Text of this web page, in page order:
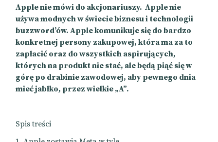
Apple nie mówi do akcjonariuszy. Apple nie
używa modnych w świecie biznesu i technologii
buzzword’ów. Apple komunikuje się do bardzo
konkretnej persony zakupowej, która ma za to
zapłacić oraz do wszystkich aspirujących,
których na produkt nie stać, ale będą piąć się w
górę po drabinie zawodowej, aby pewnego dnia
mieć jabłko, przez wielkie „A”.
Spis treści